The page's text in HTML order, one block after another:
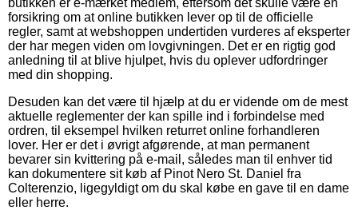
forsikring om at online butikken lever op til de officielle
regler, samt at webshoppen undertiden vurderes af eksperter
der har megen viden om lovgivningen. Det er en rigtig god
anledning til at blive hjulpet, hvis du oplever udfordringer
med din shopping.
Desuden kan det være til hjælp at du er vidende om de mest
aktuelle reglementer der kan spille ind i forbindelse med
ordren, til eksempel hvilken returret online forhandleren
lover. Her er det i øvrigt afgørende, at man permanent
bevarer sin kvittering på e-mail, således man til enhver tid
kan dokumentere sit køb af Pinot Nero St. Daniel fra
Colterenzio, ligegyldigt om du skal købe en gave til en dame
eller herre.